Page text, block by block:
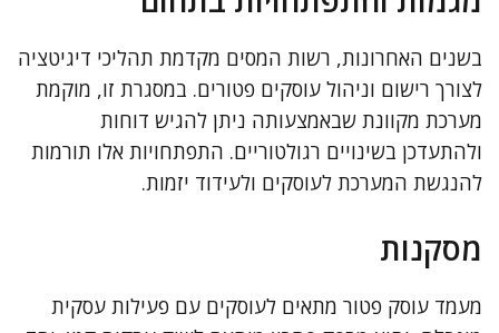
בשנים האחרונות, רשות המסים מקדמת תהליכי דיגיטציה
לצורך רישום וניהול עוסקים פטורים. במסגרת זו, מוקמת
מערכת מקוונת שבאמצעותה ניתן להגיש דוחות
ולהתעדכן בשינויים רגולטוריים. התפתחויות אלו תורמות
להנגשת המערכת לעוסקים ולעידוד יזמות.
מסקנות
מעמד עוסק פטור מתאים לעוסקים עם פעילות עסקית